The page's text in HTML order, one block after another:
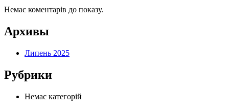
Немає коментарів до показу.
Архивы
Липень 2025
Рубрики
Немає категорій